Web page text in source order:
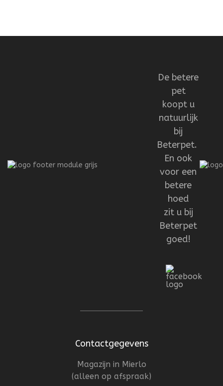
De betere
pet
koopt u
natuurlijk
bij
Beterpet.
En ook
voor een
betere
hoed
zit u bij
Beterpet
goed!
Contactgegevens
Magazijn in Mierlo
(alleen op afspraak)